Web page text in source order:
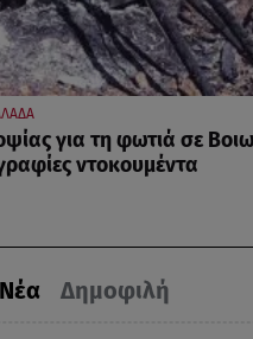
Δημοφιλή
για τη φωτιά σε
ντοκουμέντα